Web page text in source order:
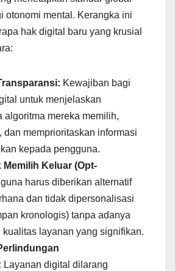
otonomi mental. Kerangka ini
hak digital baru yang krusial
Kewajiban bagi
untuk menjelaskan
algoritma mereka memilih,
dan memprioritaskan informasi
kepada pengguna.
Memilih Keluar (Opt-
harus diberikan alternatif
dan tidak dipersonalisasi
kronologis) tanpa adanya
kualitas layanan yang signifikan.
Layanan digital dilarang